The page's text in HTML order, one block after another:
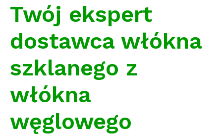
Twój ekspert
dostawca włókna
szklanego z
włókna
węglowego